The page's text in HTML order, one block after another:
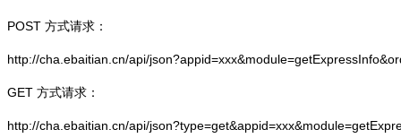
POST 方式请求：
http://cha.ebaitian.cn/api/
GET 方式请求：
http://cha.ebaitian.cn/api/